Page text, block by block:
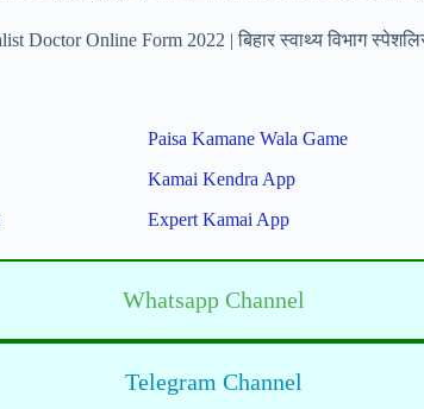
Doctor Online Form 2022 | बिहार स्वाथ्य विभाग
Paisa Kamane Wala Game
Kamai Kendra App
Expert Kamai App
Whatsapp Channel
Telegram Channel